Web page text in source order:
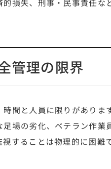
管理の限界
間と人員に限りがありま
場の劣化、ベテラン作業
することは物理的に困難